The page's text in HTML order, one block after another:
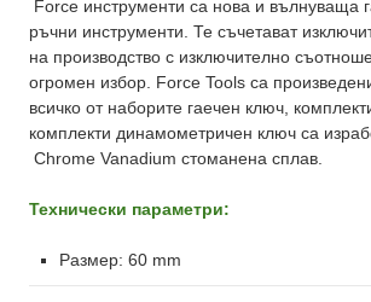
Force инструменти са нова и вълнуваща
ръчни инструменти. Те съчетават
на производство с изключително
огромен избор. Force Tools са
всичко от наборите гаечен ключ,
комплекти динамометричен ключ са
Chrome Vanadium стоманена сплав.
Технически параметри:
Размер: 60 mm